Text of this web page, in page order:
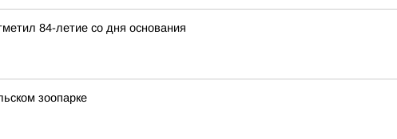
84-летие со дня основания
зоопарке